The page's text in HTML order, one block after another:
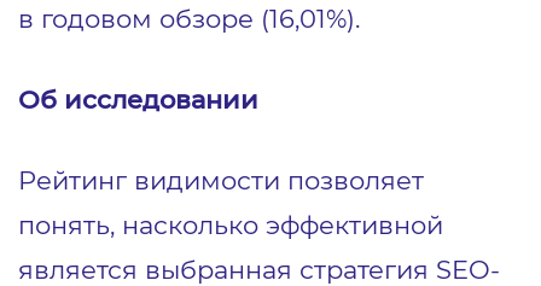
в годовом обзоре (16,01%).
Об исследовании
Рейтинг видимости позволяет
понять, насколько эффективной
является выбранная стратегия SEO-